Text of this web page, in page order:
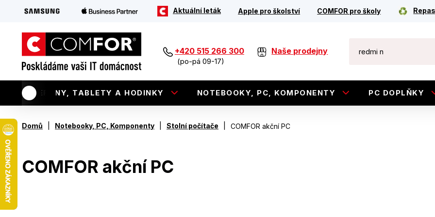
Aktuální leták Apple pro školství COMFOR pro školy
+420 515 266 300
(po-pá 09-17)
Naše prodejny
TELEFONY, TABLETY A HODINKY NOTEBOOKY, PC, KOMPONENTY PC DOPLŇKY
Domů Notebooky, PC, Komponenty Stolní počítače COMFOR akční PC
COMFOR akční PC